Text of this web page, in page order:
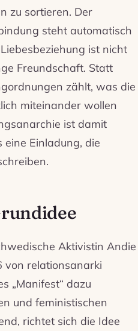
zu sortieren. Der
steht automatisch
ist nicht
Freundschaft. Statt
zählt, was die
miteinander wollen
ist damit
Einladung, die
Aktivistin Andie
von relationsanarki
„Manifest“ dazu
und feministischen
richtet sich die Idee